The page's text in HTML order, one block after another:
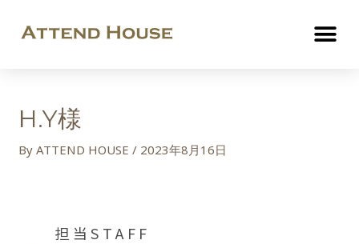
H.Y様
ByATTEND HOUSE/ 2023年8月16日
担当STAFF